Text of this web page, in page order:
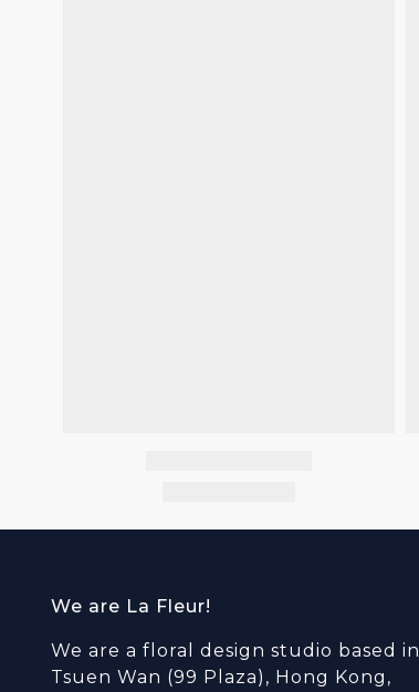
We are La Fleur!
We are a floral design studio based in
Tsuen Wan (99 Plaza), Hong Kong,